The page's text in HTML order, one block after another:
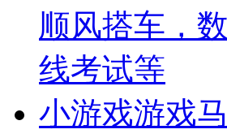
顺风搭车，
线考试等
小游戏游戏